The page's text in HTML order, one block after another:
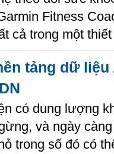
Fitness
cả trong một
tảng dữ liệu
có dung lượng
và ngày
trong số đó có